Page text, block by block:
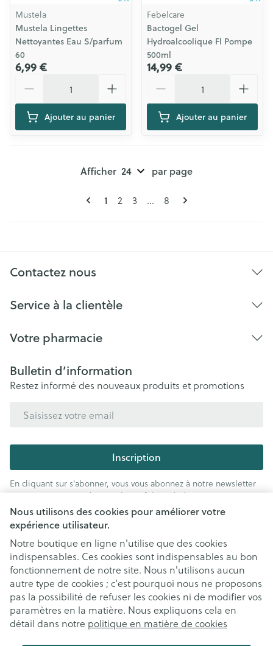
Nous utilisons des cookies pour améliorer votre
expérience utilisateur.
Notre boutique en ligne n'utilise que des cookies
indispensables. Ces cookies sont indispensables au bon
fonctionnement de notre site. Nous n'utilisons aucun
autre type de cookies ; c'est pourquoi nous ne proposons
pas la possibilité de refuser les cookies ni de modifier vos
paramètres en la matière. Nous expliquons cela en
détail dans notre politique en matière de cookies
Mustela
Mustela Lingettes
Nettoyantes Eau S/parfum
60
6,99 €
Ajouter au panier
Febelcare
Bactogel Gel
Hydroalcoolique Fl Pompe
500ml
14,99 €
Ajouter au panier
Pages
Vous lisez actuellement la page
1 Page
2 Page
3 ... Page
8
Afficher par page
Contactez nous
Service à la clientèle
Votre pharmacie
Bulletin d’information
Restez informé des nouveaux produits et promotions
Inscription
En cliquant sur s'abonner, vous vous abonnez à notre newsletter
et acceptez notrepolitique de confidentialité.
Liens légaux